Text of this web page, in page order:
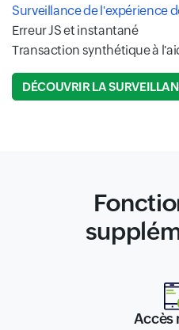
Surveillance de l'expérience
Erreur JS et instantané
Transaction synthétique à
DÉCOUVRIR LA
Accès